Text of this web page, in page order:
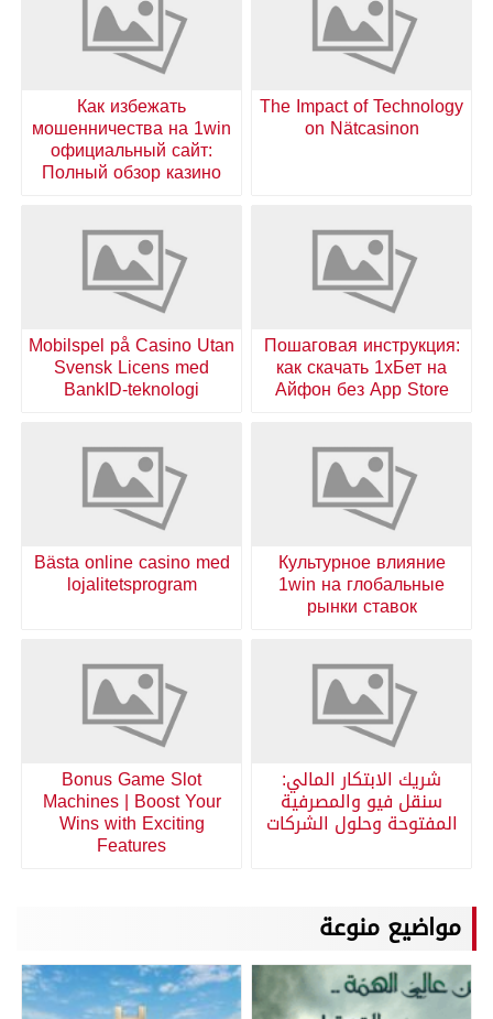
The Impact of Technology
on Nätcasinon
Как избежать
мошенничества на 1win
официальный сайт:
Полный обзор казино
Пошаговая инструкция:
как скачать 1хБет на
Айфон без App Store
Mobilspel på Casino Utan
Svensk Licens med
BankID-teknologi
Культурное влияние
1win на глобальные
рынки ставок
Bästa online casino med
lojalitetsprogram
شريك الابتكار المالي:
سنقل فيو والمصرفية
المفتوحة وحلول الشركات
Bonus Game Slot
Machines | Boost Your
Wins with Exciting
Features
مواضيع منوعة